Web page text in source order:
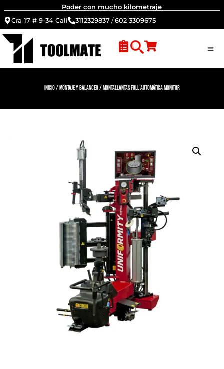
Poder con mucho kilometraje
Cra 17 # 9-34 Cali
3112329837/602 3309675
Inicio/ Montaje y Balanceo/ Montallantas full automática monitor